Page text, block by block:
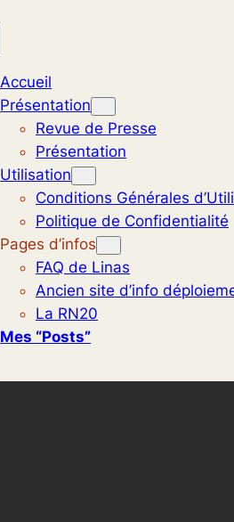
Accueil
Présentation
Revue de Presse
Présentation
Utilisation
Conditions Générales
Politique de Confidentialité
Pages d’infos
FAQ de Linas
Ancien site d’info
La RN20
Mes “posts”